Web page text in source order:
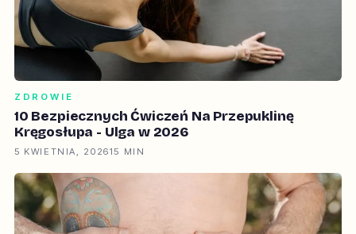
ZDROWIE
10 Bezpiecznych Ćwiczeń Na Przepuklinę
Kręgosłupa - Ulga w 2026
5 KWIETNIA, 202615 MIN